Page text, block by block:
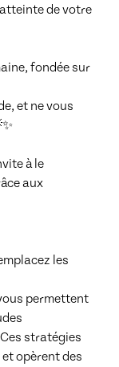
de votre
fondée sur
et ne vous
à le
aux
les
permettent
stratégies
opèrent des